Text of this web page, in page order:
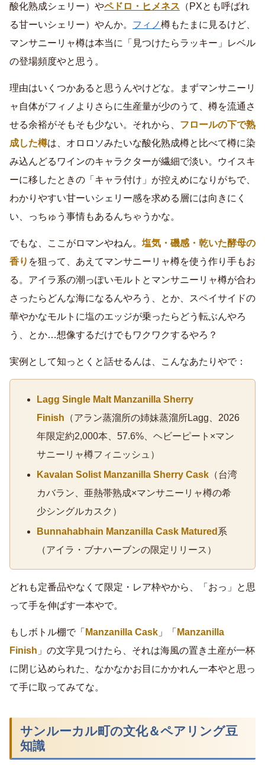
酸化熟成シェリー）やペドロ・ヒメネス （PXとも呼ばれ
る甘ーいシェリー）やんか。 フィノ樽もたまに見るけど、
マンサニーリャ樽は本当に「見つけたらラッキー」レベル
の登場頻度やと思う。
理由はいくつかあると思うんやけどな。まずマンサニーリ
ャ自体がフィノよりさらに生産量が少のうて、樽を流通さ
せる余裕がそもそも少ない。それから、 フロールの下で熟
成した樽は、オロロソみたいな酸化熟成樽と比べて樽に染
み込んどるワインのキャラクターが繊細で淡い。ウイスキ
ーに移したときの「キャラ付け」が控えめになりがちで、
わかりやすい甘ーいシェリー感を求める層には向きにく
い、っちゅう事情もあるんちゃうかな。
でもな、ここがロマンやねん。 塩気・磯感・乾いた酵母の
香り を狙って、あえてマンサニーリャ樽を使う作り手もお
る。アイラ系の潮っぽいモルトとマンサニーリャ樽が合わ
さったらどんな海になるんやろう、とか、スペイサイドの
華やかなモルトに塩のエッジが乗ったらどう転ぶんやろ
う、とか…想像するだけでもワクワクするやろ？
実例として知っとくと話せるんは、こんなあたりやで：
Lagg Single Malt Manzanilla Sherry
Finish （アラン蒸溜所の姉妹蒸溜所Lagg、2026
年限定約2,000本、57.6%、ヘビーピート×マン
サニーリャ樽フィニッシュ）
Kavalan Solist Manzanilla Sherry Cask （台湾
カバラン、亜熱帯熟成×マンサニーリャ樽の希
少シングルカスク）
Bunnahabhain Manzanilla Cask Matured 系
（アイラ・ブナハーブンの限定リリース）
どれも定番品やなくて限定・レア枠やから、「おっ」と思
って手を伸ばす一本やで。
もしボトル棚で「 Manzanilla Cask 」「 Manzanilla
Finish 」の文字見つけたら、それは海風の置き土産が一杯
に閉じ込められた、なかなかお目にかかれん一本やと思っ
て手に取ってみてな。
サンルーカル町の文化＆ペアリング豆
知識